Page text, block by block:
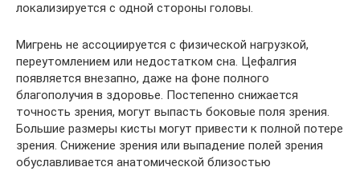
локализируется с одной стороны головы.
Мигрень не ассоциируется с физической нагрузкой,
переутомлением или недостатком сна. Цефалгия
появляется внезапно, даже на фоне полного
благополучия в здоровье. Постепенно снижается
точность зрения, могут выпасть боковые поля зрения.
Большие размеры кисты могут привести к полной потере
зрения. Снижение зрения или выпадение полей зрения
обуславливается анатомической близостью